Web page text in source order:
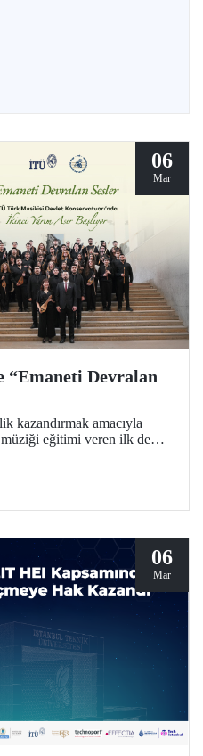
06
Mar
“Emaneti Devralan
kazandırmak amacıyla
eğitimi veren ilk devlet
“Emaneti Devralan
06
Mar